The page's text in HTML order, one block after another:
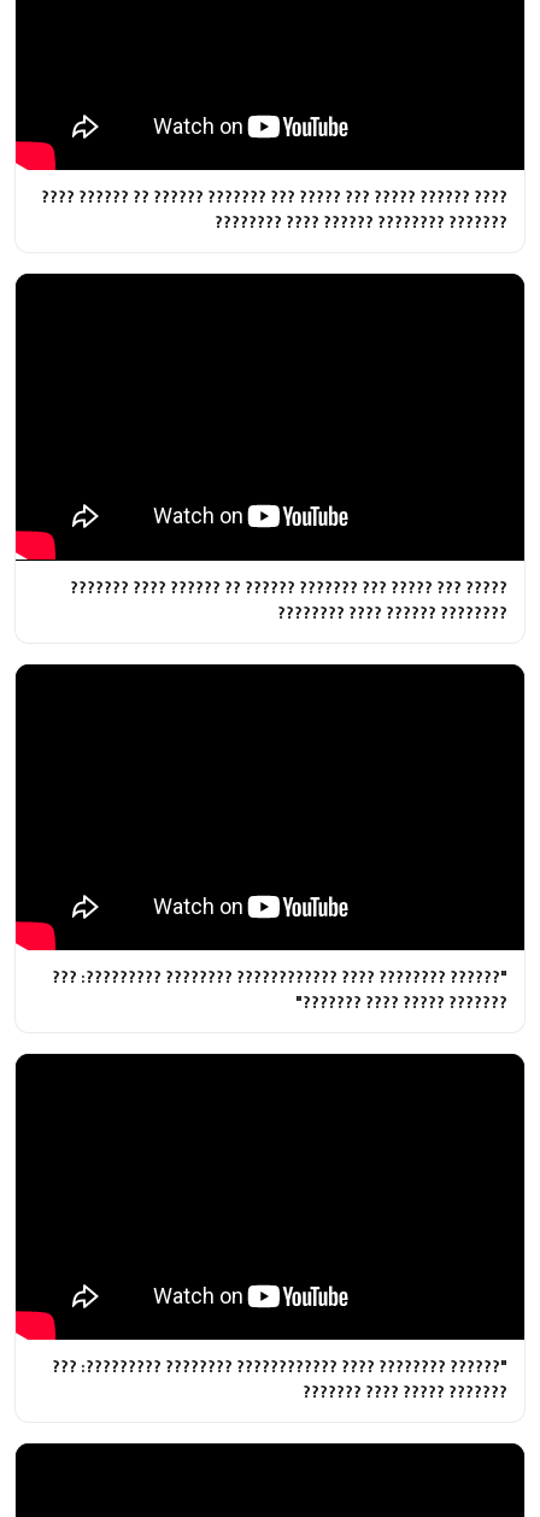
???? ?????? ????? ??? ????? ??? ??????? ?????? ?? ?????? ????
??????? ???????? ?????? ???? ????????
????? ??? ????? ??? ??????? ?????? ?? ?????? ???? ???????
???????? ?????? ???? ????????
"?????? ???????? ???? ???????????? ???????? ?????????: ???
??????? ????? ???? ???????"
"?????? ???????? ???? ???????????? ???????? ?????????: ???
??????? ????? ???? ???????